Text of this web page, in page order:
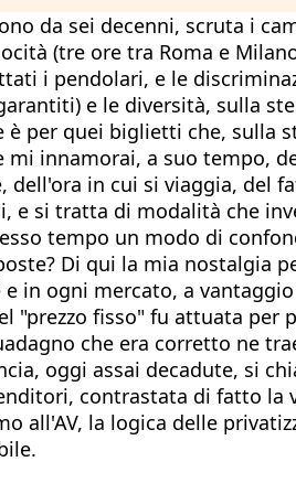
da sei decenni, scruta i
(tre ore tra Roma e
i pendolari, e le
e le diversità, sulla
per quei biglietti che, sulla
innamorai, a suo tempo,
in cui si viaggia, del
si tratta di modalità che
tempo un modo di
Di qui la mia nostalgia
in ogni mercato, a
"prezzo fisso" fu attuata
che era corretto ne
oggi assai decadute, si
contrastata di fatto
all'AV, la logica delle